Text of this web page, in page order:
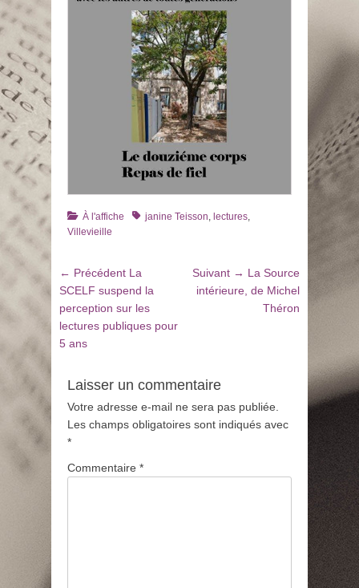
Catégories
À l'affiche Tagsjanine Teisson, lectures,
Villevieille
Navigation
de
l’article
← Précédent Article
précédent
:
La
SCELF suspend la
perception sur les
lectures publiques pour
5 ans
Suivant → Article
suivant
La Source
intérieure, de Michel
Théron
Laisser un commentaire
Votre adresse e-mail ne sera pas publiée.
Les champs obligatoires sont indiqués avec
*
Commentaire *